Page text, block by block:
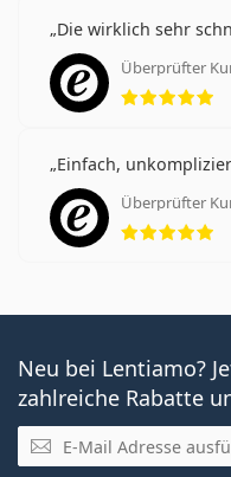
Die wirklich sehr
Überprüfter
Einfach,
Überprüfter
Neu bei Lentiamo?
zahlreiche Rabatte
E-Mail